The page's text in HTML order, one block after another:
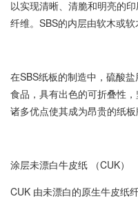
以实现清晰、清脆和明亮的
纤维。SBS的内层由软木或软
在SBS纸板的制造中，硫酸
食品，具有出色的可折叠性
诸多优点使其成为昂贵的纸板
涂层未漂白牛皮纸 （CUK）
CUK 由未漂白的原生牛皮纸